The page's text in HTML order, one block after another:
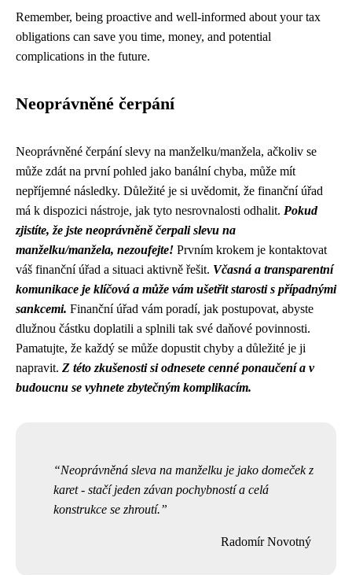
Remember, being proactive and well-informed about your tax
obligations can save you time, money, and potential
complications in the future.
Neoprávněné čerpání
Neoprávněné čerpání slevy na manželku/manžela, ačkoliv se
může zdát na první pohled jako banální chyba, může mít
nepříjemné následky. Důležité je si uvědomit, že finanční úřad
má k dispozici nástroje, jak tyto nesrovnalosti odhalit. Pokud
zjistíte, že jste neoprávněně čerpali slevu na
manželku/manžela, nezoufejte! Prvním krokem je kontaktovat
váš finanční úřad a situaci aktivně řešit. Včasná a transparentní
komunikace je klíčová a může vám ušetřit starosti s případnými
sankcemi. Finanční úřad vám poradí, jak postupovat, abyste
dlužnou částku doplatili a splnili tak své daňové povinnosti.
Pamatujte, že každý se může dopustit chyby a důležité je ji
napravit. Z této zkušenosti si odnesete cenné ponaučení a v
budoucnu se vyhnete zbytečným komplikacím.
Neoprávněná sleva na manželku je jako domeček z
karet - stačí jeden závan pochybností a celá
konstrukce se zhroutí.
Radomír Novotný